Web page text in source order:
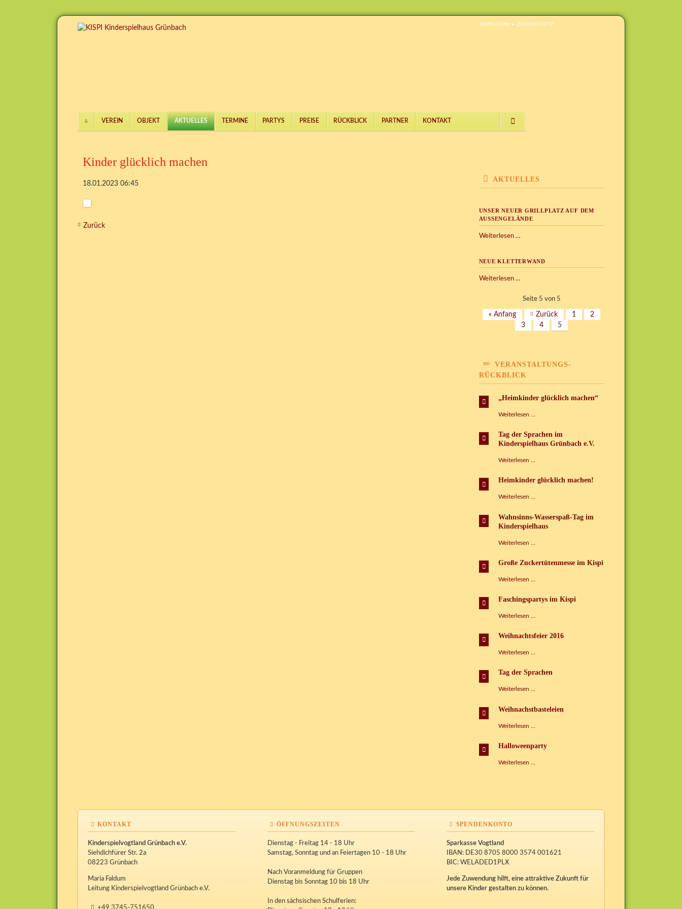
NAVIGATION
IMPRESSUM DATENSCHUTZ
ÜBERSPRINGEN
VEREIN OBJEKT AKTUELLES TERMINE PARTYS PREISE RÜCKBLICK PARTNER KONTAKT
Kinder glücklich machen
18.01.2023 06:45
Zurück
AKTUELLES
UNSER NEUER GRILLPLATZ AUF DEM
AUSSENGELÄNDE
Weiterlesen …
auf
Außengelände
NEUE KLETTERWAND
Weiterlesen …
Seite 5 von 5
« Anfang Zurück 1
2
3
4 5
VERANSTALTUNGS-
RÜCKBLICK
„Heimkinder glücklich machen“
Weiterlesen …
machen“
Tag der Sprachen im
Kinderspielhaus Grünbach e.V.
Weiterlesen …
Sprachen
e.V.
Heimkinder glücklich machen!
Weiterlesen …
machen!
Wahnsinns-Wasserspaß-Tag im
Kinderspielhaus
Weiterlesen …
Tag
Große Zuckertütenmesse im Kispi
Weiterlesen …
im
Faschingspartys im Kispi
Weiterlesen …
Kispi
Weihnachtsfeier 2016
Weiterlesen …
Tag der Sprachen
Weiterlesen …
Sprachen
Weihnachstbasteleien
Weiterlesen …
Halloweenparty
Weiterlesen …
KONTAKT
Kinderspielvogtland Grünbach e.V.
Siehdichfürer Str. 2a
08223 Grünbach
Maria Faldum
Leitung Kinderspielvogtland Grünbach e.V.
ÖFFNUNGSZEITEN
Dienstag - Freitag 14 - 18 Uhr
Samstag, Sonntag und an Feiertagen 10 - 18 Uhr
Nach Voranmeldung für Gruppen
Dienstag bis Sonntag 10 bis 18 Uhr
In den sächsischen Schulferien:
SPENDENKONTO
Sparkasse Vogtland
IBAN: DE30 8705 8000 3574 001621
BIC: WELADED1PLX
Jede Zuwendung hilft, eine attraktive Zukunft für
unsere Kinder gestalten zu können.